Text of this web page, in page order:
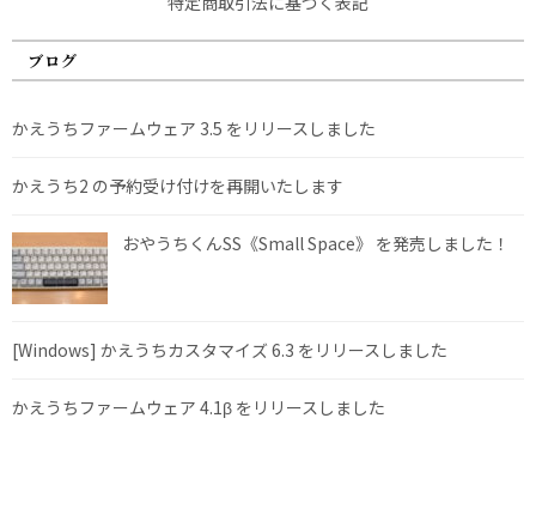
ブログ
かえうちファームウェア 3.5 をリリースしました
かえうち2 の予約受け付けを再開いたします
おやうちくんSS《Small Space》 を発売しました！
[Windows] かえうちカスタマイズ 6.3 をリリースしました
かえうちファームウェア 4.1β をリリースしました